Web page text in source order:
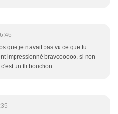
que je n'avait pas vu ce que tu
impressionné bravoooooo. si non
un tir bouchon.